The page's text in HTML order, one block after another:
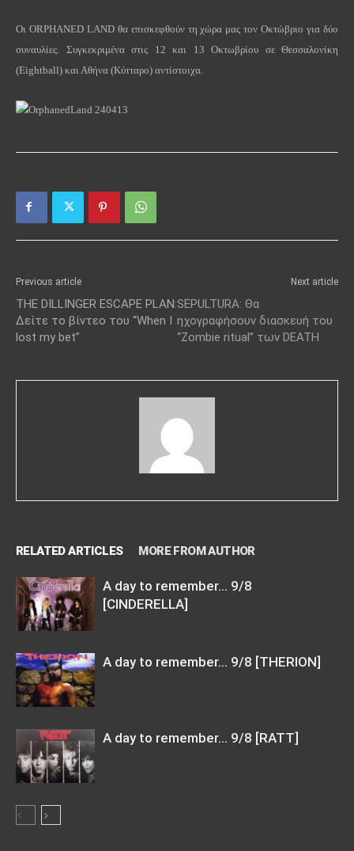
Oι ORPHANED LAND θα επισκεφθούν τη χώρα μας τον Οκτώβριο για δύο
συναυλίες. Συγκεκριμένα στις 12 και 13 Οκτωβρίου σε Θεσσαλονίκη
(Eightball) και Αθήνα (Κύτταρο) αντίστοιχα.
Previous article
THE DILLINGER ESCAPE PLAN:
Δείτε το βίντεο του “When I
lost my bet”
Next article
SEPULTURA: Θα
ηχογραφήσουν διασκευή του
“Zombie ritual” των DEATH
RELATED ARTICLES MORE FROM AUTHOR
A day to remember… 9/8
[CINDERELLA]
A day to remember… 9/8 [THERION]
A day to remember… 9/8 [RATT]